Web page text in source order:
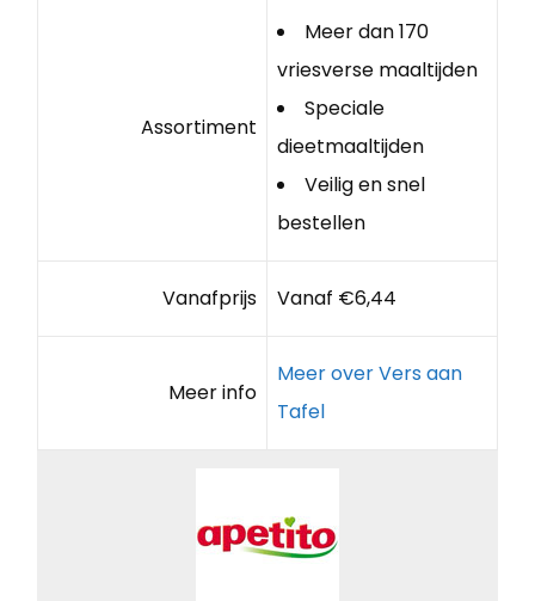
Assortiment
Meer dan 170
vriesverse maaltijden
Speciale
dieetmaaltijden
Veilig en snel
bestellen
Vanafprijs Vanaf €6,44
Meer info
Meer over Vers aan
Tafel